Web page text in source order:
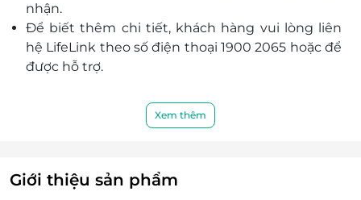
Hỗ trợ sạc qua nhiều cổng và đảm bảo công suất
sạc ổn định, sản phẩm phù hợp cho mọi thiết bị
từ điện thoại, máy tính bảng đến laptop.
nhận.
Để biết thêm chi tiết, khách hàng vui lòng liên
hệ LifeLink theo số điện thoại 1900 2065 hoặc để
được hỗ trợ.
Xem thêm
Giới thiệu sản phẩm